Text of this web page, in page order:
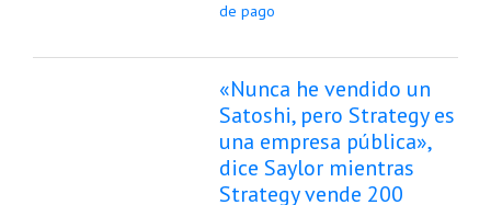
de pago
«Nunca he vendido un
Satoshi, pero Strategy es
una empresa pública»,
dice Saylor mientras
Strategy vende 200